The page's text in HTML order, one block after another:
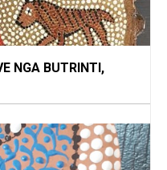
NGA BUTRINTI,